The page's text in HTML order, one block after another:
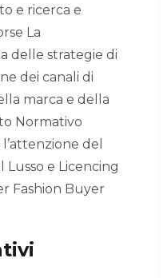
e ricerca e
La
delle strategie di
dei canali di
marca e della
Normativo
del
e Licencing
Fashion Buyer